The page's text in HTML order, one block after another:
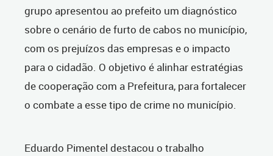
grupo apresentou ao prefeito um diagnóstico
sobre o cenário de furto de cabos no município,
com os prejuízos das empresas e o impacto
para o cidadão. O objetivo é alinhar estratégias
de cooperação com a Prefeitura, para fortalecer
o combate a esse tipo de crime no município.
Eduardo Pimentel destacou o trabalho